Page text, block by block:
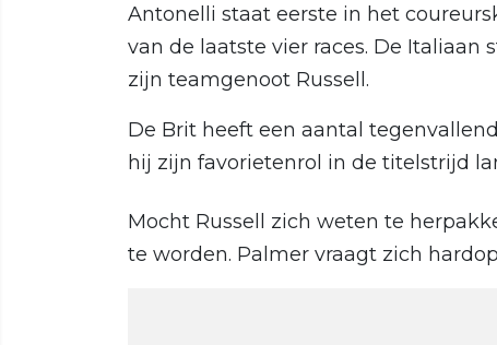
Antonelli staat eerste in het
van de laatste vier races. De
zijn teamgenoot Russell.
De Brit heeft een aantal
hij zijn favorietenrol in de titelstrijd
Mocht Russell zich weten te
te worden. Palmer vraagt zich